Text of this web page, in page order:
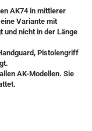
AK74 in mittlerer
Variante mit
und nicht in der Länge
Pistolengriff
AK-Modellen. Sie